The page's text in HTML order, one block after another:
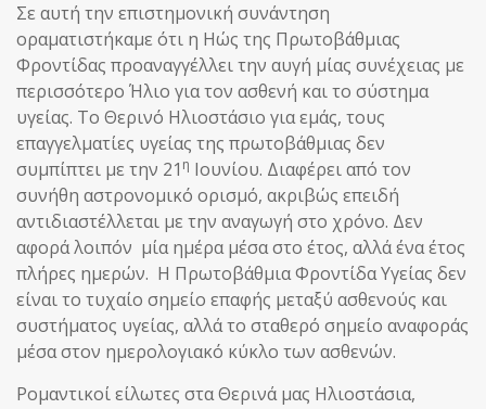
Σε αυτή την επιστημονική συνάντηση
οραματιστήκαμε ότι η Ηώς της Πρωτοβάθμιας
Φροντίδας προαναγγέλλει την αυγή μίας συνέχειας με
περισσότερο Ήλιο για τον ασθενή και το σύστημα
υγείας. Το Θερινό Ηλιοστάσιο για εμάς, τους
επαγγελματίες υγείας της πρωτοβάθμιας δεν
συμπίπτει με την 21 η Ιουνίου. Διαφέρει από τον
συνήθη αστρονομικό ορισμό, ακριβώς επειδή
αντιδιαστέλλεται με την αναγωγή στο χρόνο. Δεν
αφορά λοιπόν μία ημέρα μέσα στο έτος, αλλά ένα έτος
πλήρες ημερών. Η Πρωτοβάθμια Φροντίδα Υγείας δεν
είναι το τυχαίο σημείο επαφής μεταξύ ασθενούς και
συστήματος υγείας, αλλά το σταθερό σημείο αναφοράς
μέσα στον ημερολογιακό κύκλο των ασθενών.
Ρομαντικοί είλωτες στα Θερινά μας Ηλιοστάσια,